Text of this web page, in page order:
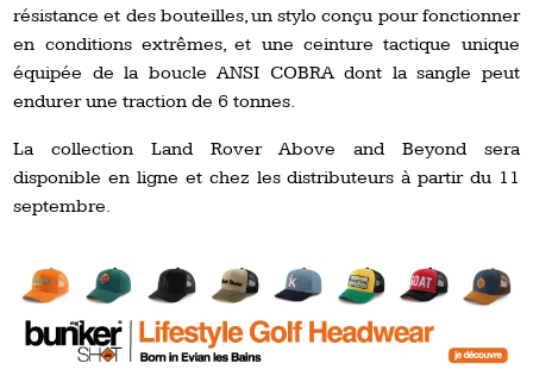
résistance et des bouteilles, un stylo conçu pour fonctionner
en conditions extrêmes, et une ceinture tactique unique
équipée de la boucle ANSI COBRA dont la sangle peut
endurer une traction de 6 tonnes.
La collection Land Rover Above and Beyond sera
disponible en ligne et chez les distributeurs à partir du 11
septembre.